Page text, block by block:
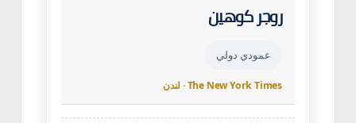
روجر كوهين
عمودي دولي
The New York Times · لندن